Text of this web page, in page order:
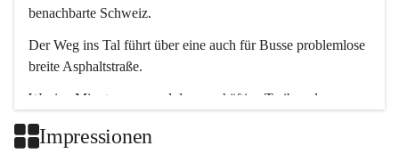
benachbarte Schweiz.
Der Weg ins Tal führt über eine auch für Busse problemlose
breite Asphaltstraße.
Wenige Minuten nur, und das geschäftige Treiben der
Impressionen